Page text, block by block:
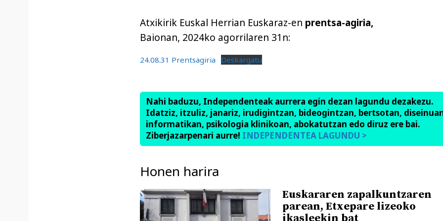
Atxikirik Euskal Herrian Euskaraz-en prentsa-agiria,
Baionan, 2024ko agorrilaren 31n:
24.08.31 Prentsagiria Deskargatu
Nahi baduzu, Independenteak aurrera egin dezan lagundu dezakezu.
Idatziz, itzuliz, janariz, irudigintzan, bideogintzan, bertsotan,
informatikan, psikologia klinikoan, abokatutzan edo diruz ere bai.
Ziberjazarpenari aurre! INDEPENDENTEA LAGUNDU >
Honen harira
Euskararen zapalkuntzaren
parean, Etxepare lizeoko